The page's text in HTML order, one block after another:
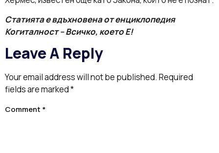
Статията е вдъхновена от енциклопедия
Когиталност – Всичко, което Е!
Leave A Reply
Your email address will not be published. Required
fields are marked*
Comment *